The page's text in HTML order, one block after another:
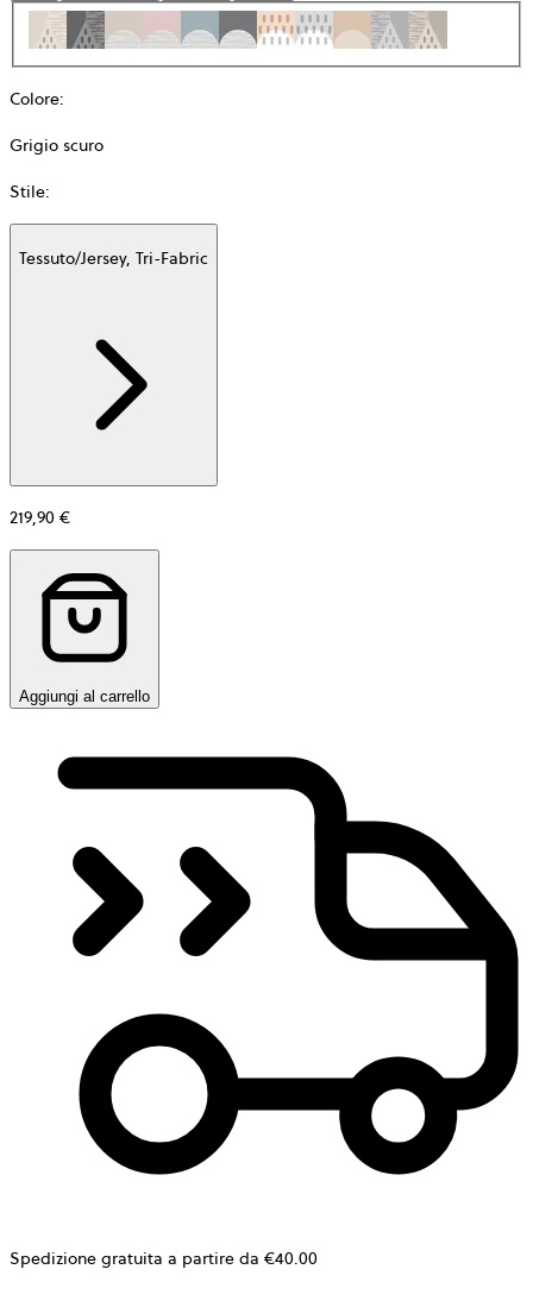
Colore:
Grigio scuro
Stile:
Tessuto/Jersey, Tri-Fabric
219,90 €
Aggiungi al carrello
Spedizione gratuita a partire da €40.00